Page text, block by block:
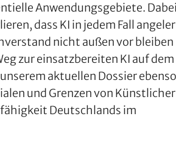
Anwendungsgebiete. Dabei
dass KI in jedem Fall
nicht außen vor bleiben
zur einsatzbereiten KI auf dem
aktuellen Dossier ebenso
und Grenzen von Künstlicher
Deutschlands im